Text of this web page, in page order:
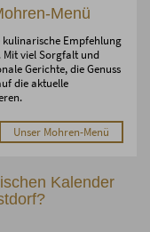
Menü
kulinarische Empfehlung
Mit viel Sorgfalt und
Gerichte, die Genuss
die aktuelle
Unser Mohren-Menü
Kalender